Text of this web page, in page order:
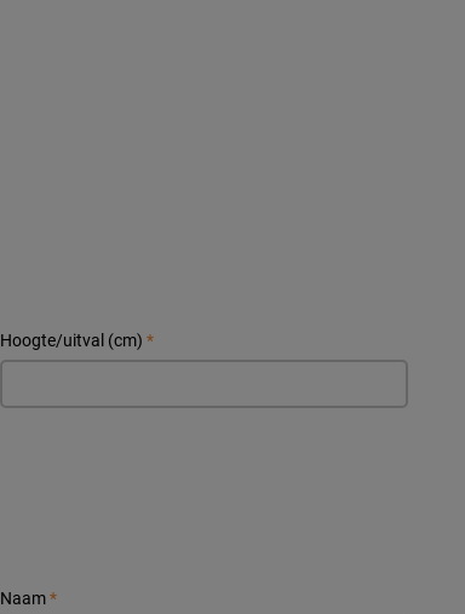
Hoogte/uitval (cm) *
Naam*